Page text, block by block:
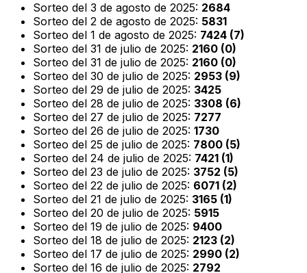
Sorteo del 3 de agosto de 2025: 2684
Sorteo del 2 de agosto de 2025: 5831
Sorteo del 1 de agosto de 2025: 7424 (7)
Sorteo del 31 de julio de 2025: 2160 (0)
Sorteo del 31 de julio de 2025: 2160 (0)
Sorteo del 30 de julio de 2025: 2953 (9)
Sorteo del 29 de julio de 2025: 3425
Sorteo del 28 de julio de 2025: 3308 (6)
Sorteo del 27 de julio de 2025: 7277
Sorteo del 26 de julio de 2025: 1730
Sorteo del 25 de julio de 2025: 7800 (5)
Sorteo del 24 de julio de 2025: 7421 (1)
Sorteo del 23 de julio de 2025: 3752 (5)
Sorteo del 22 de julio de 2025: 6071 (2)
Sorteo del 21 de julio de 2025: 3165 (1)
Sorteo del 20 de julio de 2025: 5915
Sorteo del 19 de julio de 2025: 9400
Sorteo del 18 de julio de 2025: 2123 (2)
Sorteo del 17 de julio de 2025: 2990 (2)
Sorteo del 16 de julio de 2025: 2792